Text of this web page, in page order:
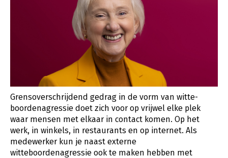
Grensoverschrijdend gedrag in de vorm van witte-
boordenagressie doet zich voor op vrijwel elke plek
waar mensen met elkaar in contact komen. Op het
werk, in winkels, in restaurants en op internet. Als
medewerker kun je naast externe
witteboordenagressie ook te maken hebben met